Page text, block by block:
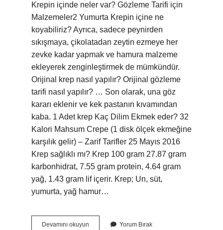
Krepin içinde neler var? Gözleme Tarifi için
Malzemeler2 Yumurta Krepin içine ne
koyabiliriz? Ayrıca, sadece peynirden
sıkışmaya, çikolatadan zeytin ezmeye her
zevke kadar yapmak ve hamura malzeme
ekleyerek zenginleştirmek de mümkündür.
Orijinal krep nasıl yapılır? Orijinal gözleme
tarifi nasıl yapılır? … Son olarak, una göz
kararı eklenir ve kek pastanın kıvamından
kaba. 1 Adet krep Kaç Dilim Ekmek eder? 32
Kalori Mahsum Crepe (1 disk ölçek ekmeğine
karşılık gelir) – Zarif Tarifler 25 Mayıs 2016
Krep sağlıklı mı? Krep 100 gram 27.87 gram
karbonhidrat, 7.55 gram protein, 4.64 gram
yağ, 1.43 gram lif içerir. Krep; Un, süt,
yumurta, yağ hamur…
Devamını okuyun Yorum Bırak